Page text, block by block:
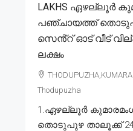
LAKHS ഏഴല്ലൂർ
പഞ്ചായത്ത്
സെൻ്റ് ഓട് വീട്
ലക്ഷം
Thodupuzha
1.ഏഴല്ലൂർ
തൊടുപുഴ താലൂക്ക്